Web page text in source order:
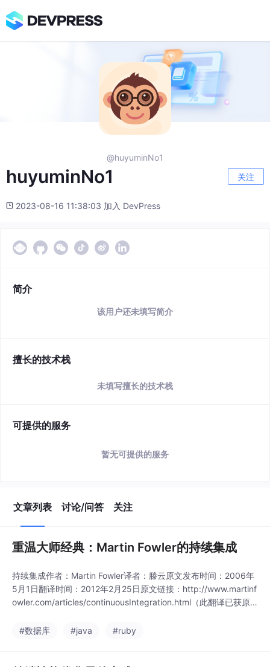
@huyuminNo1
huyuminNo1 关注
2023-08-16 11:38:03 加入 DevPress
简介
该用户还未填写简介
擅长的技术栈
未填写擅长的技术栈
可提供的服务
暂无可提供的服务
文章列表 讨论/问答 关注
重温大师经典：Martin Fowler的持续集成
持续集成作者：Martin Fowler译者：滕云原文发布时间：2006年
5月1日翻译时间：2012年2月25日原文链接：http://www.martinf
owler.com/articles/continuousIntegration.html（此翻译已获原
款）...
#数据库 #java #ruby